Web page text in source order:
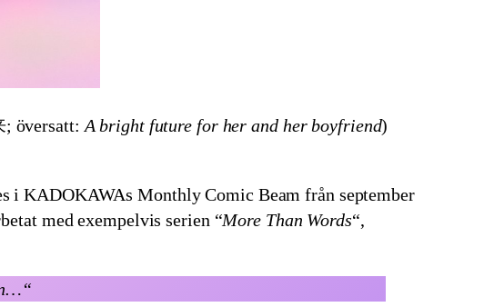
översatt: A bright future for her and her boyfriend)
i KADOKAWAs Monthly Comic Beam från september
med exempelvis serien “More Than Words“,
“